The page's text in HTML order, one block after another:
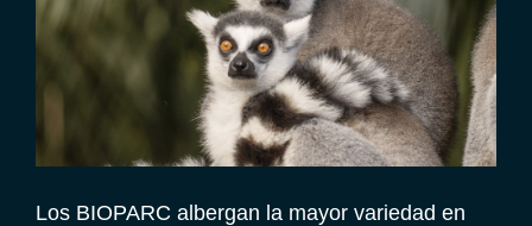
Los BIOPARC albergan la mayor variedad en